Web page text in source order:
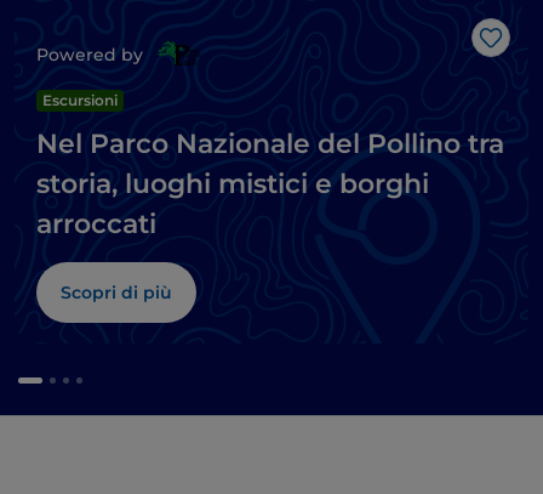
Like
Powered by
Escursioni
Nel Parco Nazionale del Pollino tra
storia, luoghi mistici e borghi
arroccati
Scopri di più